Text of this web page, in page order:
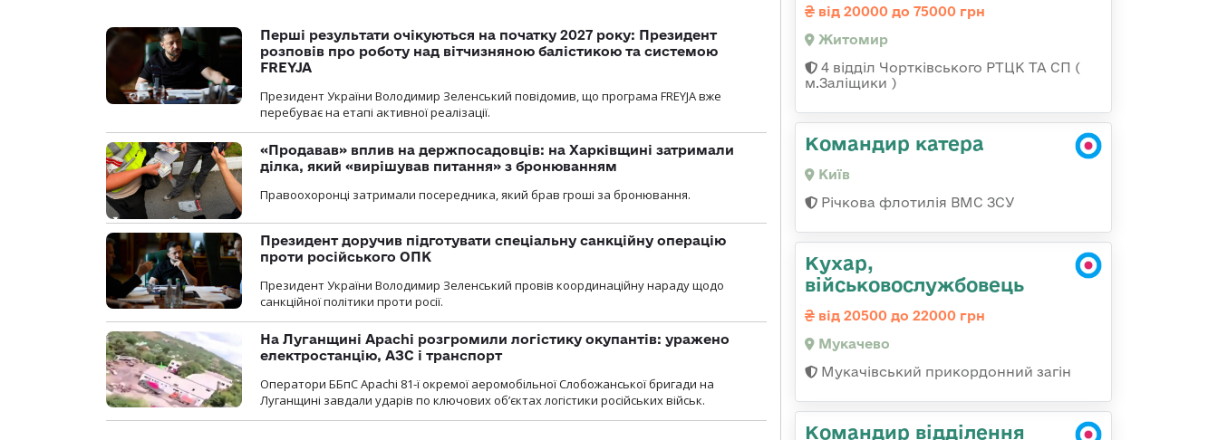
Перші результати очікуються на початку 2027 року: Президент
розповів про роботу над вітчизняною балістикою та системою
FREYJA
Президент України Володимир Зеленський повідомив, що програма FREYJA вже
перебуває на етапі активної реалізації.
«Продавав» вплив на держпосадовців: на Харківщині затримали
ділка, який «вирішував питання» з бронюванням
Правоохоронці затримали посередника, який брав гроші за бронювання.
Президент доручив підготувати спеціальну санкційну операцію
проти російського ОПК
Президент України Володимир Зеленський провів координаційну нараду щодо
санкційної політики проти росії.
На Луганщині Apachi розгромили логістику окупантів: уражено
електростанцію, АЗС і транспорт
Оператори ББпС Apachi 81-ї окремої аеромобільної Слобожанської бригади на
Луганщині завдали ударів по ключових об’єктах логістики російських військ.
від 20000 до 75000 грн
Житомир
4 відділ Чортківського РТЦК ТА СП (
м.Заліщики )
Командир катера
Київ
Річкова флотилія ВМС ЗСУ
Кухар,
військовослужбовець
від 20500 до 22000 грн
Мукачево
Мукачівський прикордонний загін
Командир відділення